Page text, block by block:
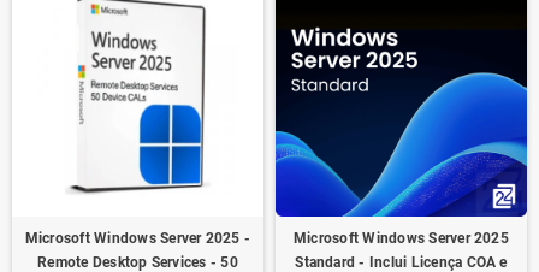
Microsoft Windows Server 2025 -
Remote Desktop Services - 50
Microsoft Windows Server 2025
Standard - Inclui Licença COA e